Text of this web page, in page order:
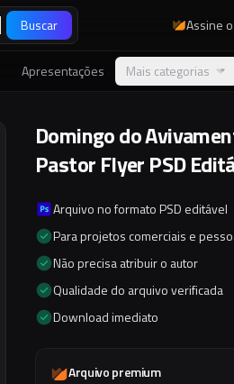
Buscar Assine
Apresentações Mais categorias
Domingo do
Pastor Flyer PSD
Arquivo no formato PSD editável
Para projetos comerciais e
Não precisa atribuir o autor
Qualidade do arquivo verificada
Download imediato
Arquivo premium